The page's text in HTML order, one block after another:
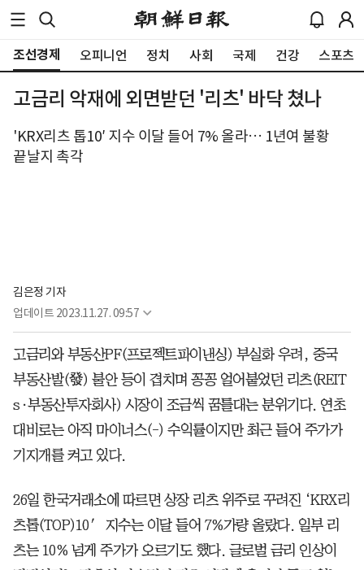
조선경제 오피니언 정치 사회 국제 건강 스포츠
고금리 악재에 외면받던 '리츠' 바닥 쳤나
'KRX리츠 톱10′ 지수 이달 들어 7% 올라… 1년여 불황
끝날지 촉각
김은정 기자
업데이트 2023.11.27. 09:57
고금리와 부동산PF(프로젝트파이낸싱) 부실화 우려, 중국
부동산발(發) 불안 등이 겹치며 꽁꽁 얼어붙었던 리츠(REIT
s·부동산투자회사) 시장이 조금씩 꿈틀대는 분위기다. 연초
대비로는 아직 마이너스(-) 수익률이지만 최근 들어 주가가
기지개를 켜고 있다.
26일 한국거래소에 따르면 상장 리츠 위주로 꾸려진 ‘KRX리
츠톱(TOP)10′ 지수는 이달 들어 7%가량 올랐다. 일부 리
츠는 10% 넘게 주가가 오르기도 했다. 글로벌 금리 인상이